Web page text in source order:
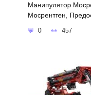
Манипулятор
Мосрентген,
0 457